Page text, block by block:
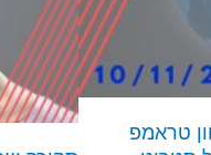
11/2024 | ניצחון טראמפ